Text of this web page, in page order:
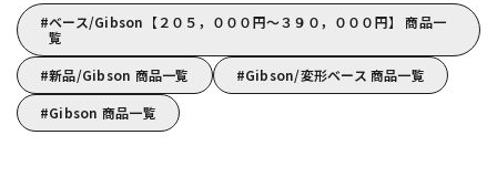
ベース/Gibson【２０５，０００円～３９０，０００円】 商品一
覧
新品/Gibson 商品一覧
Gibson/変形ベース 商品一覧
Gibson 商品一覧